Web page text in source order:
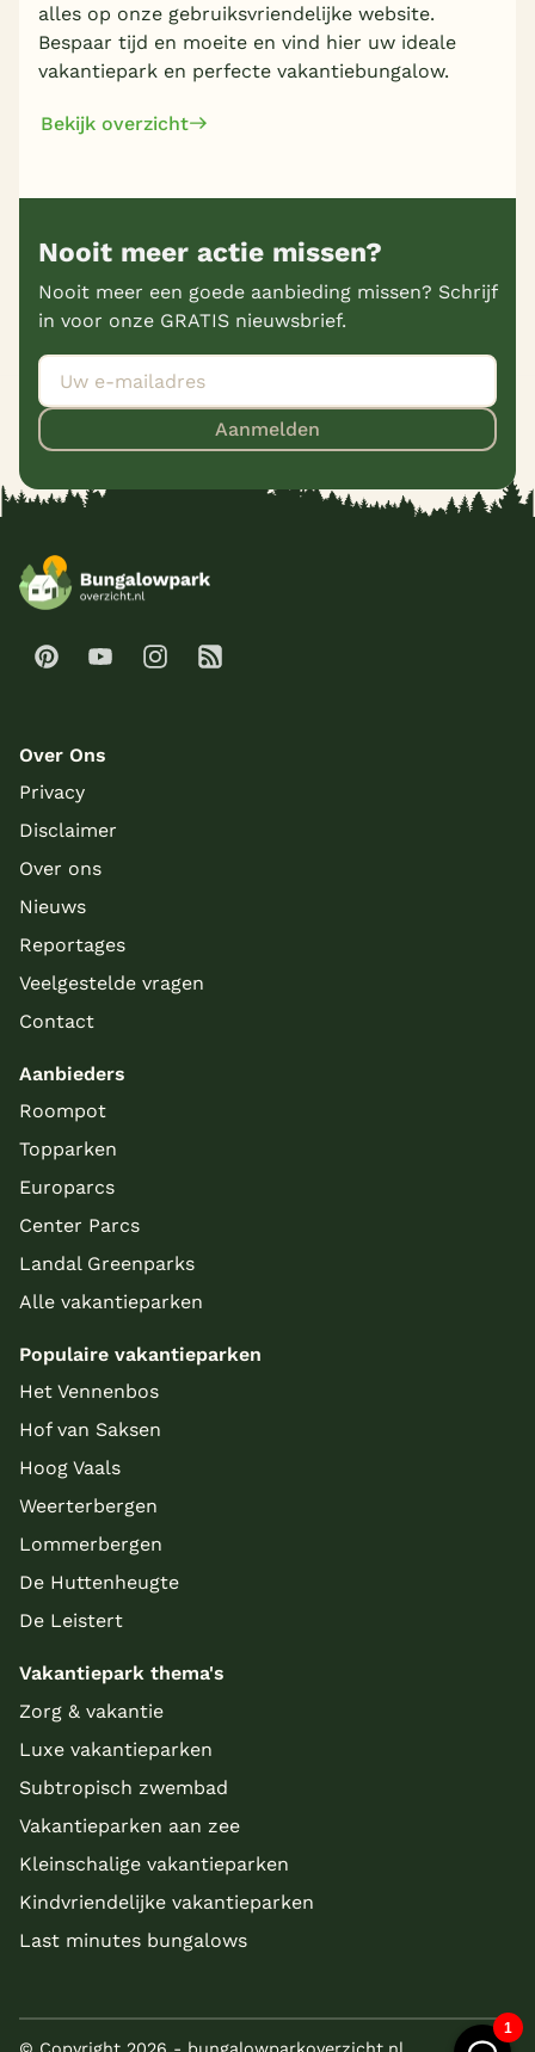
alles op onze gebruiksvriendelijke website.
Bespaar tijd en moeite en vind hier uw ideale
vakantiepark en perfecte vakantiebungalow.
Bekijk overzicht
Nooit meer actie missen?
Nooit meer een goede aanbieding missen? Schrijf
in voor onze GRATIS nieuwsbrief.
Aanmelden
Over Ons
Privacy
Disclaimer
Over ons
Nieuws
Reportages
Veelgestelde vragen
Contact
Aanbieders
Roompot
Topparken
Europarcs
Center Parcs
Landal Greenparks
Alle vakantieparken
Populaire vakantieparken
Het Vennenbos
Hof van Saksen
Hoog Vaals
Weerterbergen
Lommerbergen
De Huttenheugte
De Leistert
Vakantiepark thema's
Zorg & vakantie
Luxe vakantieparken
Subtropisch zwembad
Vakantieparken aan zee
Kleinschalige vakantieparken
Kindvriendelijke vakantieparken
Last minutes bungalows
© Copyright 2026 - bungalowparkoverzicht.nl